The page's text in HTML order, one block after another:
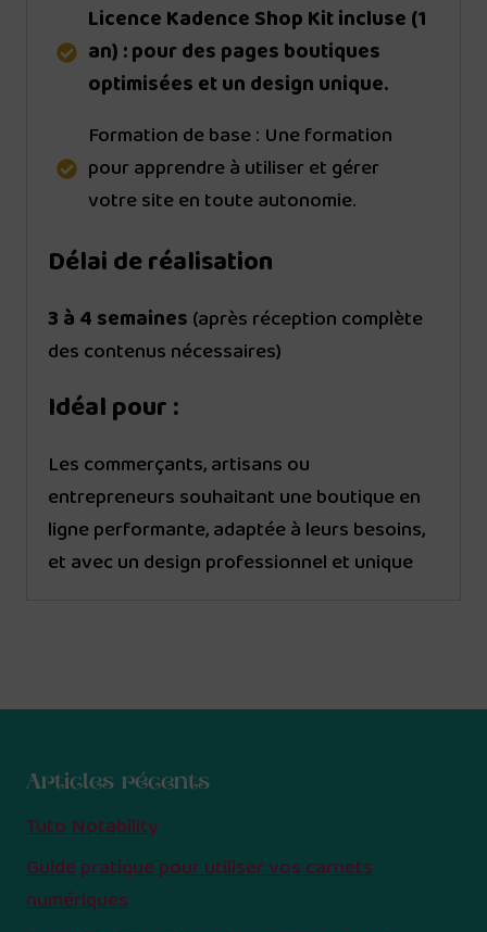
Licence Kadence Shop Kit incluse (1
an) : pour des pages boutiques
optimisées et un design unique.
Formation de base : Une formation
pour apprendre à utiliser et gérer
votre site en toute autonomie.
Délai de réalisation
3 à 4 semaines (après réception complète
des contenus nécessaires)
Idéal pour :
Les commerçants, artisans ou
entrepreneurs souhaitant une boutique en
ligne performante, adaptée à leurs besoins,
et avec un design professionnel et unique
Articles récents
Tuto Notability
Guide pratique pour utiliser vos carnets
numériques